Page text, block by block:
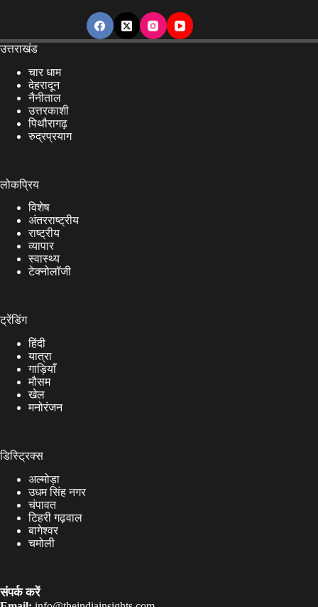
उत्तराखंड
चार धाम
देहरादून
नैनीताल
उत्तरकाशी
पिथौरागढ़
रुद्रप्रयाग
लोकप्रिय
विशेष
अंतरराष्ट्रीय
राष्ट्रीय
व्यापार
स्वास्थ्य
टेक्नोलॉजी
ट्रेंडिंग
हिंदी
यात्रा
गाड़ियाँ
मौसम
खेल
मनोरंजन
डिस्ट्रिक्स
अल्मोड़ा
उधम सिंह नगर
चंपावत
टिहरी गढ़वाल
बागेश्वर
चमोली
संपर्क करें